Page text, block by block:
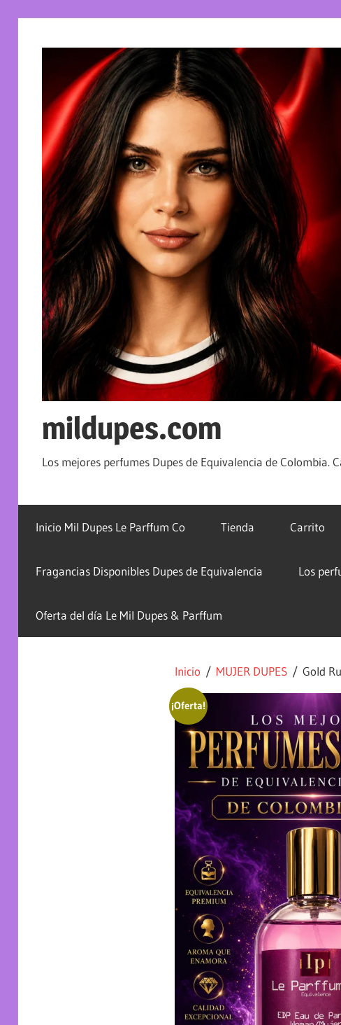
mildupes.com
Los mejores perfumes Dupes de Equivalencia de Colombia.
Inicio Mil Dupes Le Parffum Co Tienda Carrito
Fragancias Disponibles Dupes de Equivalencia Los
Oferta del día Le Mil Dupes & Parffum
Inicio / MUJER DUPES/ Gold
¡Oferta!